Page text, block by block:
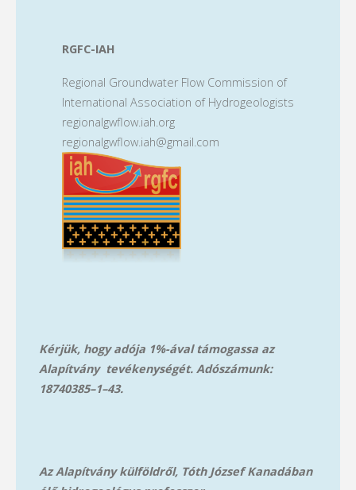
Nincs kétség, hogy a klímaváltozás
befolyásolja a vízkészleteink mennyiségi és
minőségi viszonyait, ezen túl
vízhasználatunkra is hatást gyakorol. De
pontosan milyen változásokat idézhet elő ez
a folyamat a felszínalatti vízkészletekben?
Milyen lehetőségeink vannak a negatív
hatások mérséklésére? Ezekre a kérdésekre
keressük a választ.
elengedhetetlenné teszi a vízbiztonság
számszerűsítését, valamint vízbiztonsági
tekintettel a szárazság által leginkább sújtott
RGFC-IAH
Regional Groundwater Flow Commission of
International Association of Hydrogeologists
regionalgwflow.iah.org
regionalgwflow.iah@gmail.com
Kérjük, hogy adója 1%-ával támogassa az
Alapítvány tevékenységét. Adószámunk:
18740385–1–43.
Az Alapítvány külföldről, Tóth József Kanadában